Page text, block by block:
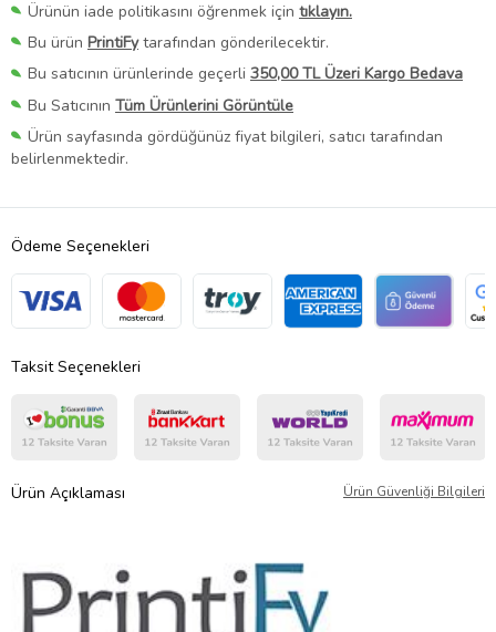
Ürünün iade politikasını öğrenmek için tıklayın.
Bu ürün PrintiFytarafından gönderilecektir.
Bu satıcının ürünlerinde geçerli 350,00 TL Üzeri Kargo Bedava
Bu Satıcının Tüm Ürünlerini Görüntüle
Ürün sayfasında gördüğünüz fiyat bilgileri, satıcı tarafından
belirlenmektedir.
Ödeme Seçenekleri
Taksit Seçenekleri
Ürün Açıklaması Ürün Güvenliği Bilgileri